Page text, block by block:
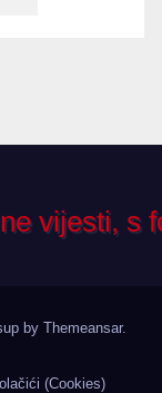
by Themeansar.
(Cookies)